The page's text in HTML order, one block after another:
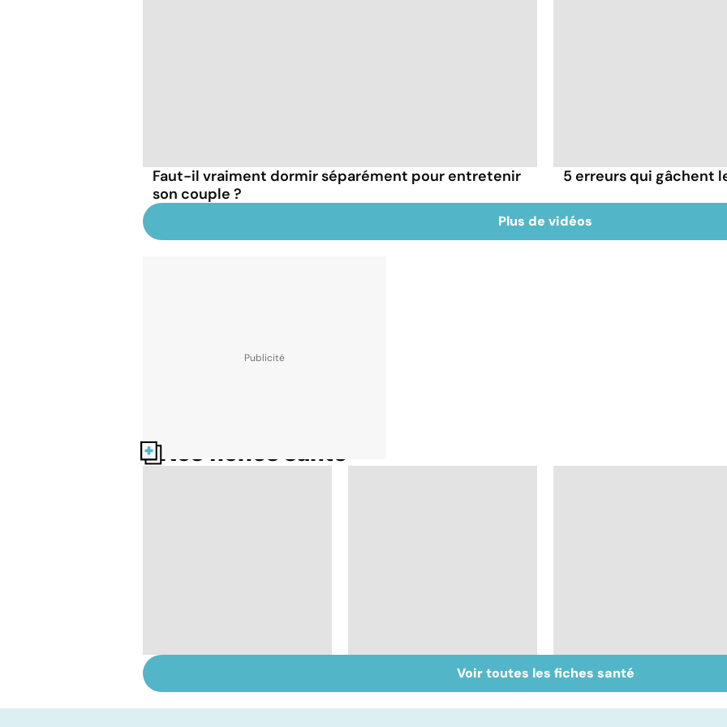
Faut-il vraiment dormir séparément pour entretenir
son couple ?
5 erreurs qui gâchent
Plus de vidéos
Nos fiches santé
et PMA, des liens
Le sperme : son
odeur, sa couleur, sa
Sexe : comment
retrouver sa libido ?
Voir toutes les fiches santé